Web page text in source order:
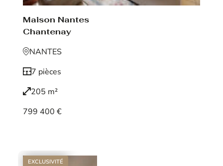
Maison Nantes
Chantenay
NANTES
7 pièces
205 m²
799 400 €
EXCLUSIVITÉ